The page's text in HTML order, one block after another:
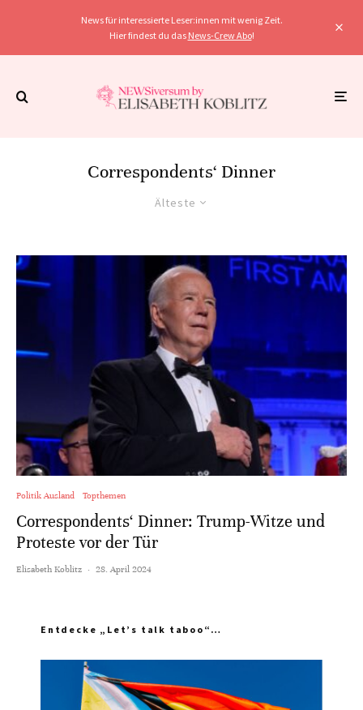
News für interessierte Leser:innen mit wenig Zeit.
Hier findest du das News-Crew Abo!
Correspondents‘ Dinner
Älteste
Politik Ausland Topthemen
Correspondents‘ Dinner: Trump-Witze und
Proteste vor der Tür
Elisabeth Koblitz · 28. April 2024
Entdecke „Let’s talk taboo“…